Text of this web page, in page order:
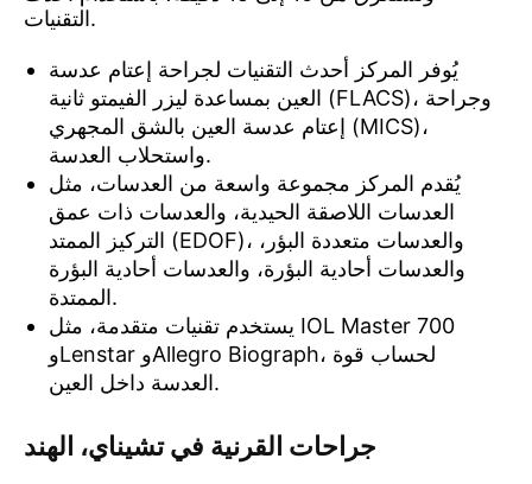
التقنيات.
يُوفر المركز أحدث التقنيات لجراحة إعتام عدسة
العين بمساعدة ليزر الفيمتو ثانية (FLACS)، وجراحة
إعتام عدسة العين بالشق المجهري (MICS)،
واستحلاب العدسة.
يُقدم المركز مجموعة واسعة من العدسات، مثل
العدسات اللاصقة الحيدية، والعدسات ذات عمق
التركيز الممتد (EDOF)، والعدسات متعددة البؤر،
والعدسات أحادية البؤرة، والعدسات أحادية البؤرة
الممتدة.
يستخدم تقنيات متقدمة، مثل IOL Master 700
وLenstar وAllegro Biograph، لحساب قوة
العدسة داخل العين.
جراحات القرنية في تشيناي، الهند